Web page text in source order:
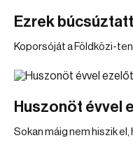
Ezrek
Koporsóját a Földközi-
Huszonöt évvel
Sokan máig nem hiszik